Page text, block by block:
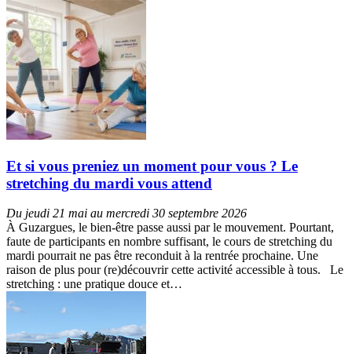
Et si vous preniez un moment pour vous ? Le
stretching du mardi vous attend
Du jeudi 21 mai au mercredi 30 septembre 2026
À Guzargues, le bien-être passe aussi par le mouvement. Pourtant,
faute de participants en nombre suffisant, le cours de stretching du
mardi pourrait ne pas être reconduit à la rentrée prochaine. Une
raison de plus pour (re)découvrir cette activité accessible à tous. Le
stretching : une pratique douce et…